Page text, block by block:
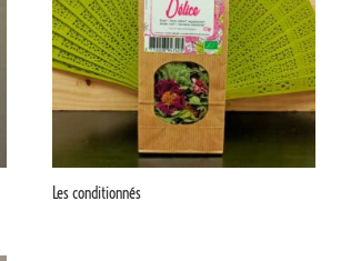
Les conditionnés